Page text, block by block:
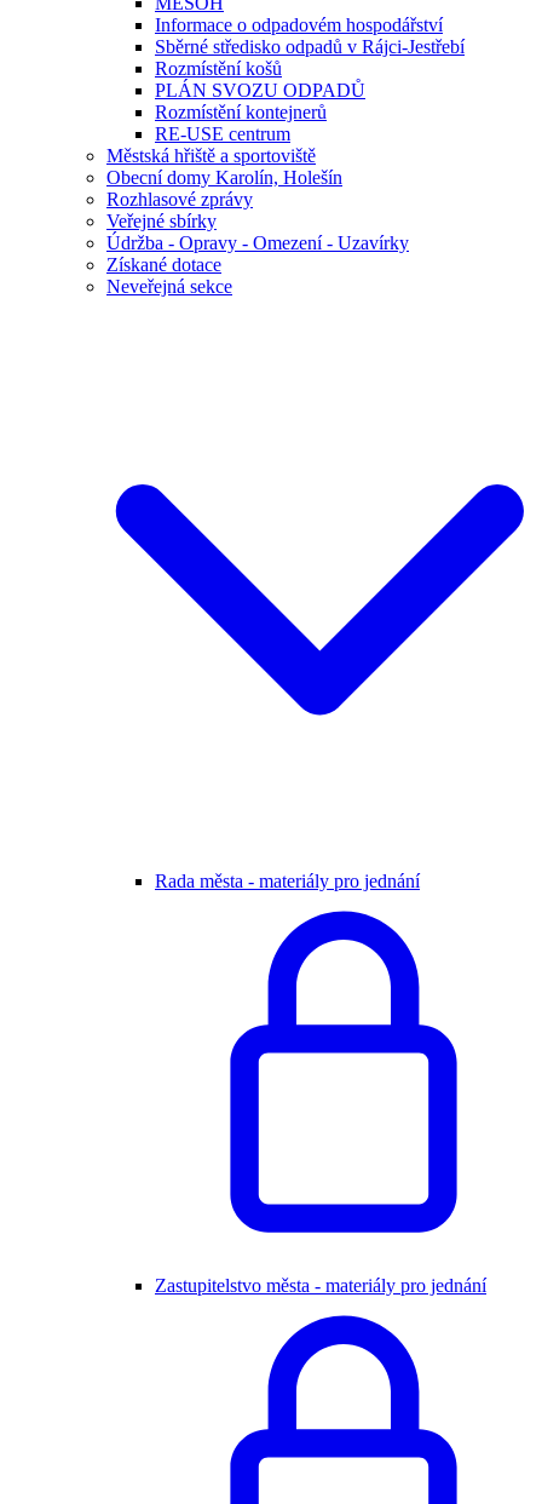
Informace o odpadovém hospodářství
Sběrné středisko odpadů v Rájci-Jestřebí
Rozmístění košů
PLÁN SVOZU ODPADŮ
Rozmístění kontejnerů
RE-USE centrum
Městská hřiště a sportoviště
Obecní domy Karolín, Holešín
Rozhlasové zprávy
Veřejné sbírky
Údržba - Opravy - Omezení - Uzavírky
Získané dotace
Neveřejná sekce
Rada města - materiály pro jednání
Zastupitelstvo města - materiály pro jednání